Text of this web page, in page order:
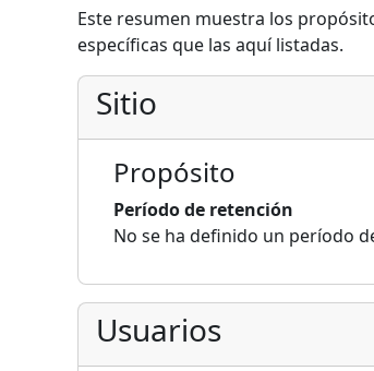
Este resumen muestra los
específicas que las aquí listadas.
Sitio
Propósito
Período de retención
No se ha definido un período
Usuarios